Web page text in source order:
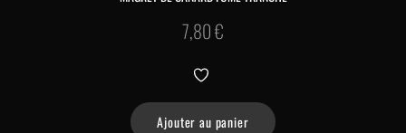
7,80€
Ajouter au panier